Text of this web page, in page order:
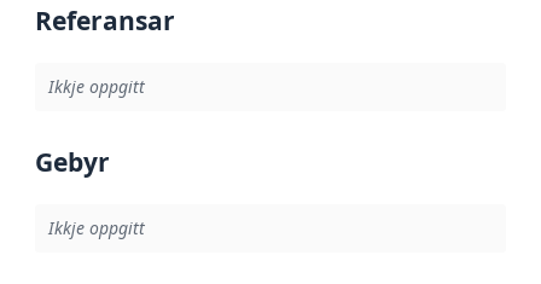
Referansar
Ikkje oppgitt
Gebyr
Ikkje oppgitt